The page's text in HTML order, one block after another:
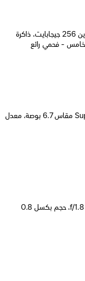
سامسونج جالاكسي A37 ثنائي الشريحة، سعة تخزين 256 جيجابايت، ذاكرة
معلومات الشاشة: شاشة Super AMOLED مقاس 6.7 بوصة، معدل
كاميرا خلفية: 50 ميجابكسل، فتحة عدسة f/1.8، حجم بكسل 0.8